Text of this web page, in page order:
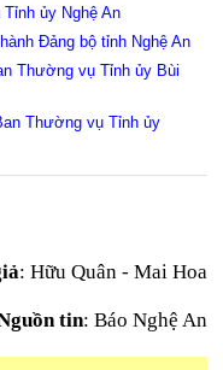
ủy Nghệ An
Đảng bộ tỉnh Nghệ An
Thường vụ Tỉnh ủy Bùi
Thường vụ Tỉnh ủy
: Hữu Quân - Mai Hoa
tin: Báo Nghệ An